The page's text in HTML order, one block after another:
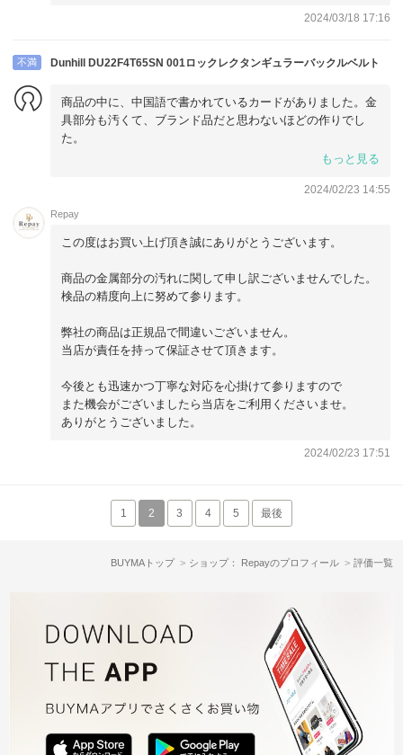
2024/03/18 17:16
不満 Dunhill DU22F4T65SN 001ロックレクタンギュラーバックルベルト
商品の中に、中国語で書かれているカードがありました。金
具部分も汚くて、ブランド品だと思わないほどの作りでし
た。
お問い合わせしたらdunhillの正規品だと返事が来たけど、何
今だに理解できないです。とっても本物だと思いませんでし
た。
払いで送ってください的な対応でした。
な作業と時間と余計なお金を使わせるのがすごく不満でし
た。
もっと見る
2024/02/23 14:55
Repay
この度はお買い上げ頂き誠にありがとうございます。
商品の金属部分の汚れに関して申し訳ございませんでした。
検品の精度向上に努めて参ります。
弊社の商品は正規品で間違いございません。
当店が責任を持って保証させて頂きます。
今後とも迅速かつ丁寧な対応を心掛けて参りますので
また機会がございましたら当店をご利用くださいませ。
ありがとうございました。
2024/02/23 17:51
1 2 3 4 5 最後
BUYMAトップ ショップ： Repayのプロフィール 評価一覧